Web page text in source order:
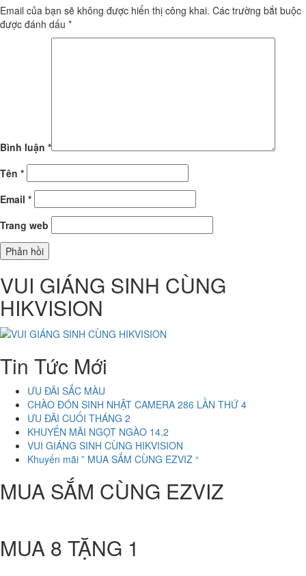
Email của bạn sẽ không được hiển thị công khai. Các trường bắt buộc
được đánh dấu *
Bình luận *
Tên *
Email *
Trang web
VUI GIÁNG SINH CÙNG
HIKVISION
Tin Tức Mới
ƯU ĐÃI SẮC MÀU
CHÀO ĐÓN SINH NHẬT CAMERA 286 LẦN THỨ 4
ƯU ĐÃI CUỐI THÁNG 2
KHUYẾN MÃI NGỌT NGÀO 14.2
VUI GIÁNG SINH CÙNG HIKVISION
Khuyến mãi ” MUA SẮM CÙNG EZVIZ “
MUA SẮM CÙNG EZVIZ
MUA 8 TẶNG 1